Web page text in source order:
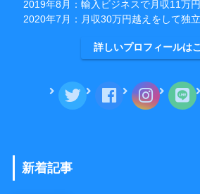
2019年8月：輸入ビジネスで月収11万円
2020年7月：月収30万円越えをして独立
詳しいプロフィールは
新着記事